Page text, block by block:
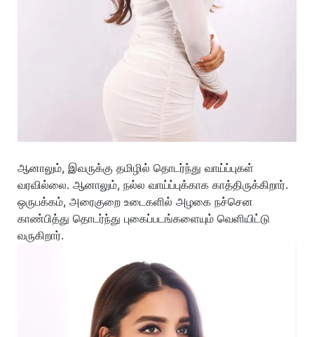
ஆனாலும், இவருக்கு தமிழில் தொடர்ந்து வாய்ப்புகள்
வரவில்லை. ஆனாலும், நல்ல வாய்ப்புக்காக காத்திருக்கிறார்.
ஒருபக்கம், அரைகுறை உடைகளில் அழகை நச்சென
காண்பித்து தொடர்ந்து புகைப்படங்களையும் வெளியிட்டு
வருகிறார்.